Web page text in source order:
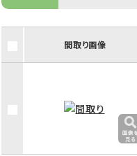
間取り画像